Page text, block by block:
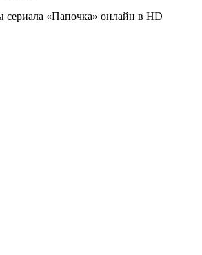
сериала «Папочка» онлайн в HD